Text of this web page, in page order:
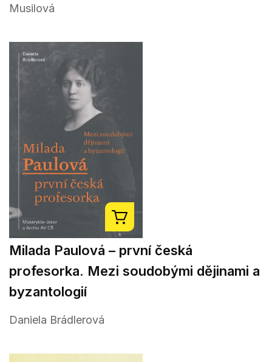
Musilová
Milada Paulová – první česká
profesorka. Mezi soudobými dějinami a
byzantologií
Daniela Brádlerová